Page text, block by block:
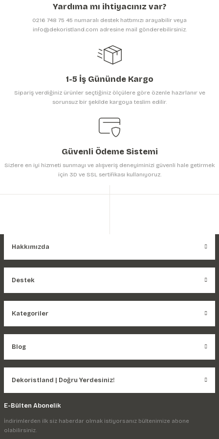
Gönder
Yardıma mı ihtiyacınız var?
0216 748 75 45 numaralı destek hattımızı arayabilir veya
info@dekoristland.com adresine mail gönderebilirsiniz.
1-5 İş Gününde Kargo
Sipariş verdiğiniz ürünler seçtiğiniz ölçülere göre özenle hazırlanır ve
sorunsuz bir şekilde kargoya teslim edilir.
Güvenli Ödeme Sistemi
Sizlere en iyi hizmeti sunmayı ve alışveriş deneyiminizi güvenli hale getirmek
için 3D ve SSL sertifikası kullanıyoruz.
Hakkımızda
Destek
Kategoriler
Blog
Dekoristland | Doğru Yerdesiniz!
E-Bülten Abonelik
İndirimlerden ilk siz haberdar olmak istiyorsanız bültenimize abone
olabilirsiniz.